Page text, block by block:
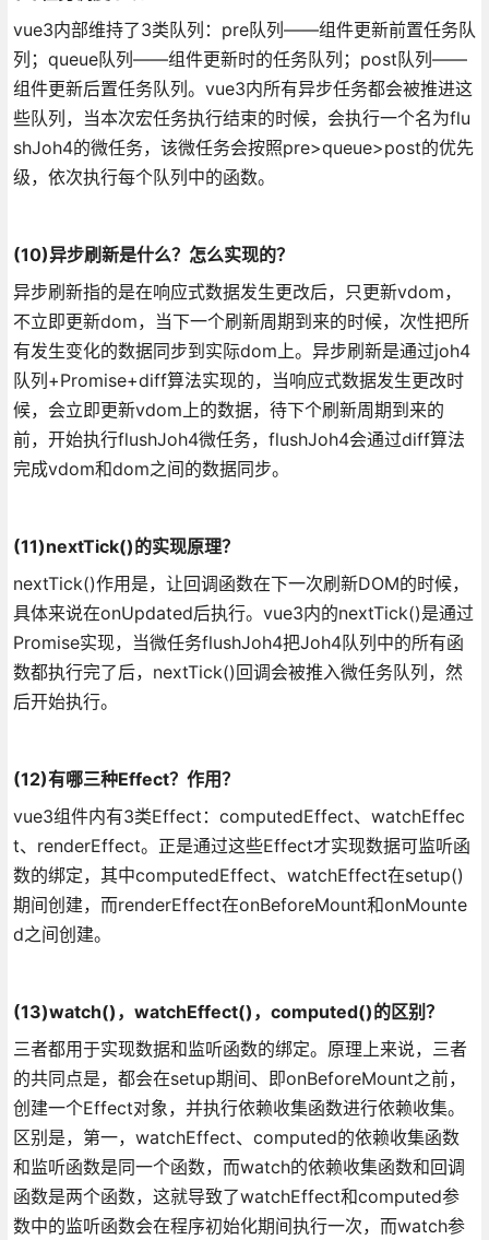
vue3内部维持了3类队列：pre队列——组件更新前置任务队
列；queue队列——组件更新时的任务队列；post队列——
组件更新后置任务队列。vue3内所有异步任务都会被推进这
些队列，当本次宏任务执行结束的时候，会执行一个名为flu
shJoh4的微任务，该微任务会按照pre>queue>post的优先
级，依次执行每个队列中的函数。
(10)异步刷新是什么？怎么实现的？
异步刷新指的是在响应式数据发生更改后，只更新vdom，
不立即更新dom，当下一个刷新周期到来的时候，次性把所
有发生变化的数据同步到实际dom上。 异步刷新是通过joh4
队列+Promise+diff算法实现的，当响应式数据发生更改时
候，会立即更新vdom上的数据，待下个刷新周期到来的
前，开始执行flushJoh4微任务，flushJoh4会通过diff算法
完成vdom和dom之间的数据同步。
(11)nextTick()的实现原理？
nextTick()作用是，让回调函数在下一次刷新DOM的时候，
具体来说在onUpdated后执行。vue3内的nextTick()是通过
Promise实现，当微任务flushJoh4把Joh4队列中的所有函
数都执行完了后，nextTick()回调会被推入微任务队列，然
后开始执行。
(12)有哪三种Effect？作用？
vue3组件内有3类Effect：computedEffect、watchEffec
t、renderEffect。正是通过这些Effect才实现数据可监听函
数的绑定，其中computedEffect、watchEffect在setup()
期间创建，而renderEffect在onBeforeMount和onMounte
d之间创建。
(13)watch()，watchEffect()，computed()的区别？
三者都用于实现数据和监听函数的绑定。原理上来说，三者
的共同点是，都会在setup期间、即onBeforeMount之前，
创建一个Effect对象，并执行依赖收集函数进行依赖收集。
区别是，第一，watchEffect、computed的依赖收集函数
和监听函数是同一个函数，而watch的依赖收集函数和回调
函数是两个函数，这就导致了watchEffect和computed参
数中的监听函数会在程序初始化期间执行一次，而watch参